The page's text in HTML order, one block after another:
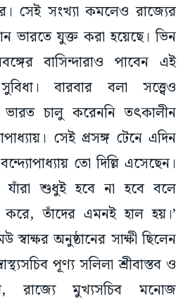
সেই সংখ্যা কমলেও রাজ্যের
ভারতে যুক্ত করা হয়েছে। ভিন
বাসিন্দারাও পাবেন এই
বারবার বলা সত্ত্বেও
ভারত চালু করেননি তৎকালীন
সেই প্রসঙ্গ টেনে এদিন
তো দিল্লি এসেছেন।
যাঁরা শুধুই হবে না হবে বলে
করে, তাঁদের এমনই হাল হয়।’
স্বাক্ষর অনুষ্ঠানের সাক্ষী ছিলেন
পূণ্য সলিলা শ্রীবাস্তব ও
রাজ্যে মুখ্যসচিব মনোজ